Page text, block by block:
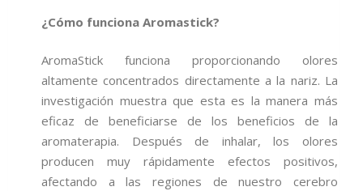
¿Cómo funciona Aromastick?
AromaStick funciona proporcionando olores
altamente concentrados directamente a la nariz. La
investigación muestra que esta es la manera más
eficaz de beneficiarse de los beneficios de la
aromaterapia. Después de inhalar, los olores
producen muy rápidamente efectos positivos,
afectando a las regiones de nuestro cerebro